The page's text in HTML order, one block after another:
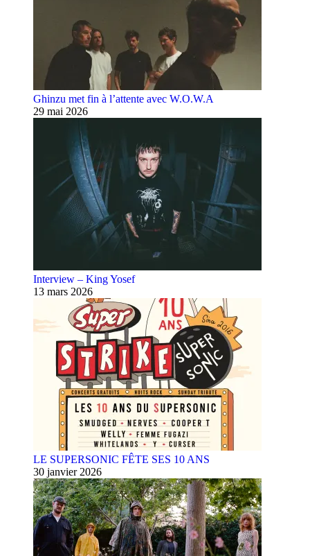
Ghinzu met fin à l’attente avec W.O.W.A
29 mai 2026
Interview – King Yosef
13 mars 2026
LE SUPERSONIC FÊTE SES 10 ANS
30 janvier 2026